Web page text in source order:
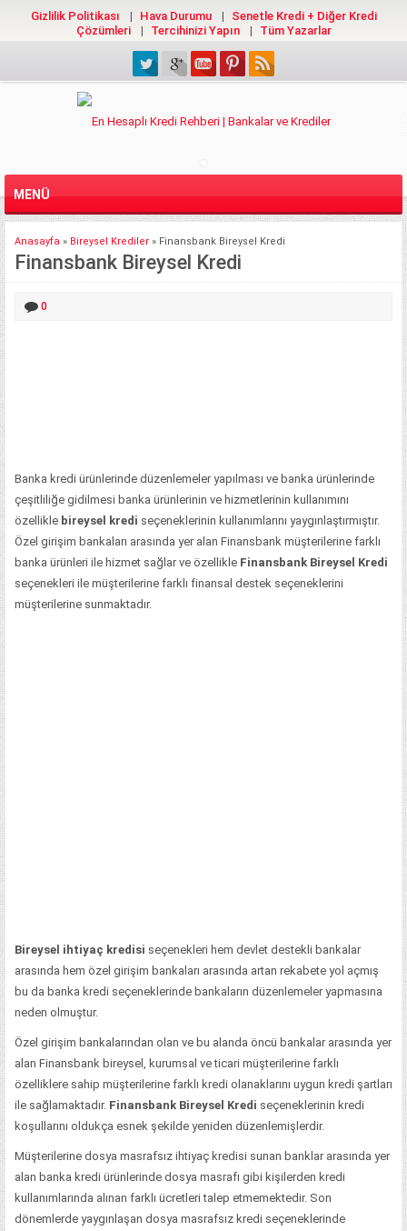
Gizlilik Politikası Hava Durumu
Senetle Kredi + Diğer Kredi
Çözümleri
Tercihinizi Yapın Tüm Yazarlar
MENÜ
Anasayfa » Bireysel Krediler » Finansbank Bireysel Kredi
Finansbank Bireysel Kredi
0
Banka kredi ürünlerinde düzenlemeler yapılması ve banka ürünlerinde
çeşitliliğe gidilmesi banka ürünlerinin ve hizmetlerinin kullanımını
özellikle bireysel kredi seçeneklerinin kullanımlarını yaygınlaştırmıştır.
Özel girişim bankaları arasında yer alan Finansbank müşterilerine farklı
banka ürünleri ile hizmet sağlar ve özellikle Finansbank Bireysel Kredi
seçenekleri ile müşterilerine farklı finansal destek seçeneklerini
müşterilerine sunmaktadır.
Bireysel ihtiyaç kredisi seçenekleri hem devlet destekli bankalar
arasında hem özel girişim bankaları arasında artan rekabete yol açmış
bu da banka kredi seçeneklerinde bankaların düzenlemeler yapmasına
neden olmuştur.
Özel girişim bankalarından olan ve bu alanda öncü bankalar arasında yer
alan Finansbank bireysel, kurumsal ve ticari müşterilerine farklı
özelliklere sahip müşterilerine farklı kredi olanaklarını uygun kredi şartları
ile sağlamaktadır. Finansbank Bireysel Kredi seçeneklerinin kredi
koşullarını oldukça esnek şekilde yeniden düzenlemişlerdir.
Müşterilerine dosya masrafsız ihtiyaç kredisi sunan banklar arasında yer
alan banka kredi ürünlerinde dosya masrafı gibi kişilerden kredi
kullanımlarında alınan farklı ücretleri talep etmemektedir. Son
dönemlerde yaygınlaşan dosya masrafsız kredi seçeneklerinde